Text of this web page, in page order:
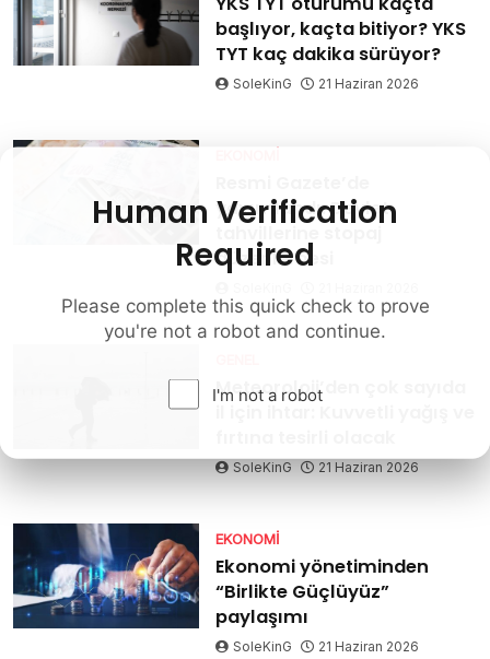
başlıyor, kaçta bitiyor? YKS
TYT kaç dakika sürüyor?
SoleKinG 21 Haziran 2026
yayımlandı: Devlet
düzenlemesi
Meteoroloji’den çok sayıda
SoleKinG 21 Haziran 2026
EKONOMI
Ekonomi yönetiminden
“Birlikte Güçlüyüz”
paylaşımı
SoleKinG 21 Haziran 2026
Human Verification
Required
Please complete this quick check to prove
you're not a robot and continue.
I'm not a robot